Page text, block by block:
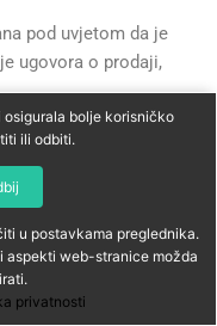
pod uvjetom da je
ugovora o prodaji,
nedostataka u
ili njegova
svojstava stvari,
nije znao niti
bile opovrgnute do
bolje korisničko
ili odbiti.
u postavkama preglednika.
aspekti web-stranice možda
privatnosti